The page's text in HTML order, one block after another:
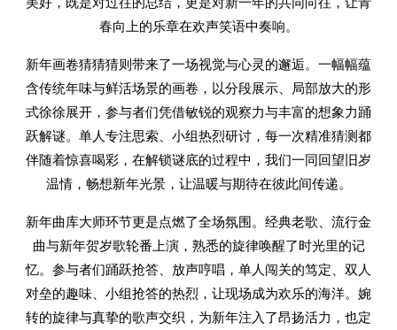
春向上的乐章在欢声笑语中奏响。
新年画卷猜猜猜则带来了一场视觉与心灵的邂逅。一幅幅蕴
含传统年味与鲜活场景的画卷，以分段展示、局部放大的形
式徐徐展开，参与者们凭借敏锐的观察力与丰富的想象力踊
跃解谜。单人专注思索、小组热烈研讨，每一次精准猜测都
伴随着惊喜喝彩，在解锁谜底的过程中，我们一同回望旧岁
温情，畅想新年光景，让温暖与期待在彼此间传递。
新年曲库大师环节更是点燃了全场氛围。经典老歌、流行金
曲与新年贺岁歌轮番上演，熟悉的旋律唤醒了时光里的记
忆。参与者们踊跃抢答、放声哼唱，单人闯关的笃定、双人
对垒的趣味、小组抢答的热烈，让现场成为欢乐的海洋。婉
转的旋律与真挚的歌声交织，为新年注入了昂扬活力，也定